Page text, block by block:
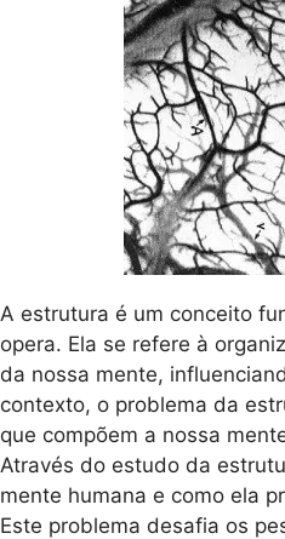
A estrutura é um conceito
opera. Ela se refere à
da nossa mente,
contexto, o problema da
que compõem a nossa
Através do estudo da
mente humana e como ela
Este problema desafia os